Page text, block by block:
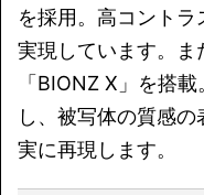
を採用。高コント
実現しています。ま
「BIONZ X」を搭
し、被写体の質感
実に再現します。